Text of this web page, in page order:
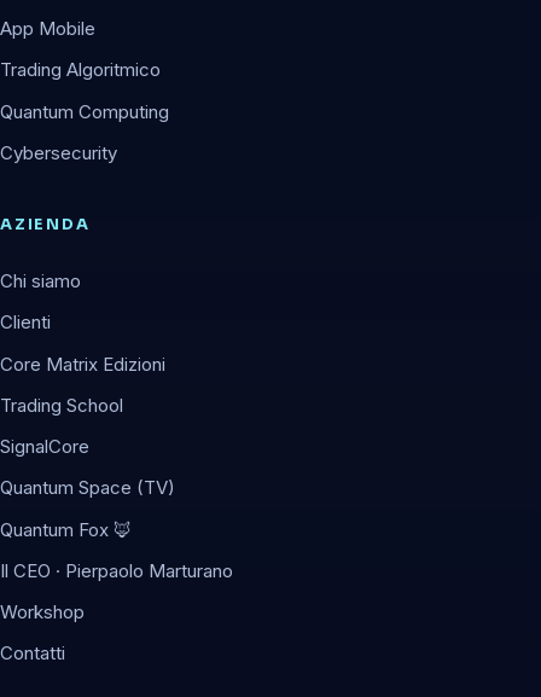
App Mobile
Trading Algoritmico
Quantum Computing
Cybersecurity
AZIENDA
Chi siamo
Clienti
Core Matrix Edizioni
Trading School
SignalCore
Quantum Space (TV)
Quantum Fox 🦊
Il CEO · Pierpaolo Marturano
Workshop
Contatti